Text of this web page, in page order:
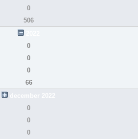
0
506
0
0
0
66
december 2022
0
0
0